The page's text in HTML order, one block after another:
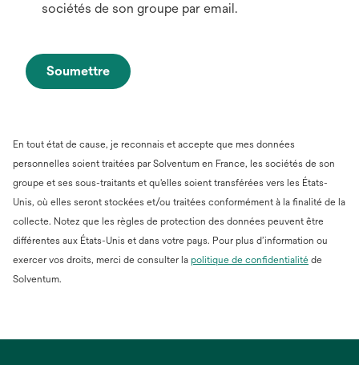
sociétés de son groupe par email.
Soumettre
En tout état de cause, je reconnais et accepte que mes données
personnelles soient traitées par Solventum en France, les sociétés de son
groupe et ses sous-traitants et qu'elles soient transférées vers les États-
Unis, où elles seront stockées et/ou traitées conformément à la finalité de la
collecte. Notez que les règles de protection des données peuvent être
différentes aux États-Unis et dans votre pays. Pour plus d’information ou
exercer vos droits, merci de consulter la politique de confidentialité s’ouvre
de
Solventum.